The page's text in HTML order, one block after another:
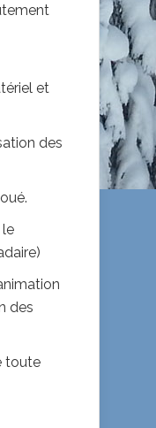
et
des
des
toute